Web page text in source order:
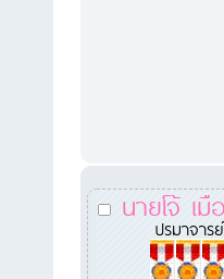
นายโจ้ เ
ปรมาจารย์